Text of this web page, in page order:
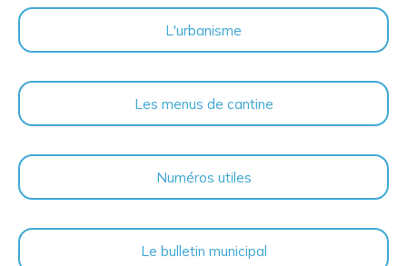
L'urbanisme
Les menus de cantine
Numéros utiles
Le bulletin municipal